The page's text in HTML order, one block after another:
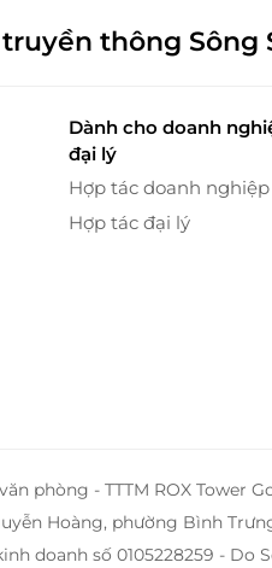
mua sắm voucher
sắm trực tuyến hàng
bạn có thể dễ dàng tìm
kỳ nghỉ đẳng cấp với
và quy trình đặt mua đơn
Đội ngũ hỗ trợ chuyên
của bạn.
thông Sông
Dành cho doanh
đại lý
Hợp tác doanh nghiệp
Hợp tác đại lý
phòng - TTTM ROX Tower
Hoàng, phường Bình
doanh số 0105228259 - Do